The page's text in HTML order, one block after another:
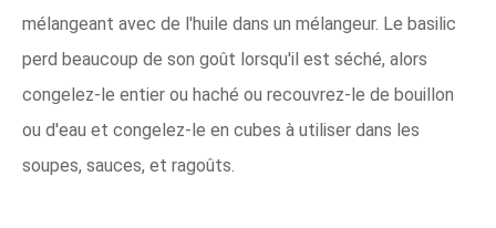
mélangeant avec de l'huile dans un mélangeur. Le basilic
perd beaucoup de son goût lorsqu'il est séché, alors
congelez-le entier ou haché ou recouvrez-le de bouillon
ou d'eau et congelez-le en cubes à utiliser dans les
soupes, sauces, et ragoûts.